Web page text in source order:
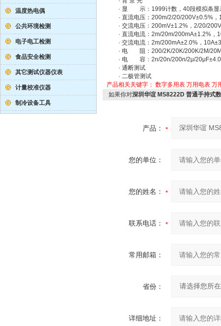
温度热电偶
公共环境检测
电子电工检测
食品安全检测
其它测试仪器仪表
计量校准仪器
制冷设备工具
· 显 示：1999计数，40段模拟条显
· 直流电压：200m/2/20/200V±0.5%，
· 交流电压：200mV±1.2%，2/20/
· 直流电流：2m/20m/200mA±1.2%，
· 交流电流：2m/200mA±2.0%，
· 电 阻：200/2K/20K/200K/2M/
· 电 容：2n/20n/200n/2μ/
· 通断测试
· 二极管测试
产品相关关键字： 数字多用表 万用电表 万
如果你对深圳华谊 MS8222D 普通手持式
产品：
您的单位：
您的姓名：
联系电话：
常用邮箱：
省份：
详细地址：